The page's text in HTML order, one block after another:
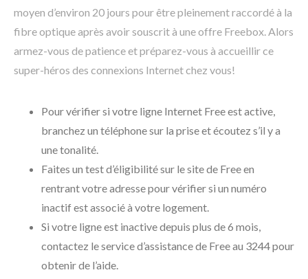
moyen d’environ 20 jours pour être pleinement raccordé à la
fibre optique après avoir souscrit à une offre Freebox. Alors
armez-vous de patience et préparez-vous à accueillir ce
super-héros des connexions Internet chez vous!
Pour vérifier si votre ligne Internet Free est active,
branchez un téléphone sur la prise et écoutez s’il y a
une tonalité.
Faites un test d’éligibilité sur le site de Free en
rentrant votre adresse pour vérifier si un numéro
inactif est associé à votre logement.
Si votre ligne est inactive depuis plus de 6 mois,
contactez le service d’assistance de Free au 3244 pour
obtenir de l’aide.